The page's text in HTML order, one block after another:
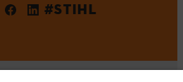
#STIHL